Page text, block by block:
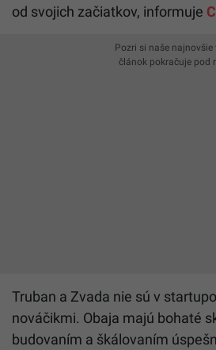
od svojich začiatkov, informuje
Pozri si naše najnovšie
článok pokračuje pod
Truban a Zvada nie sú v
nováčikmi. Obaja majú bohaté
budovaním a škálovaním